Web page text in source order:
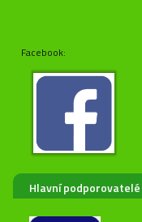
Facebook:
Hlavní podporovatelé